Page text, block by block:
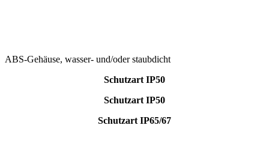
ABS-Gehäuse, wasser- und/oder staubdicht
Schutzart IP50
Schutzart IP50
Schutzart IP65/67